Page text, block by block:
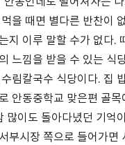
을 때면 별다른 반찬이
지 이루 말할 수가 없다.
느낌을 받을 수 있는 식
림칼국수 식당이다. 집
안동중학교 맞은편 골목
많이도 돌아다녔던 기억
부시장 쪽으로 들어가면